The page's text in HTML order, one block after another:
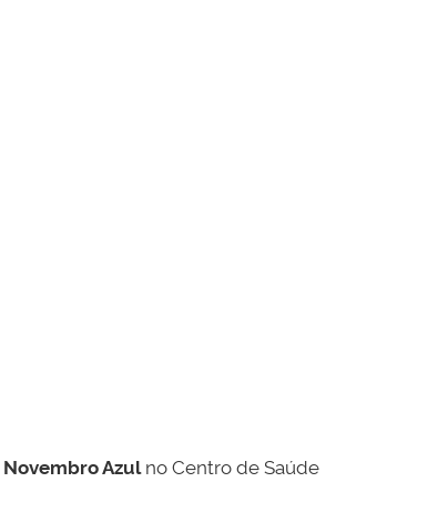
Novembro Azulno Centro de Saúde